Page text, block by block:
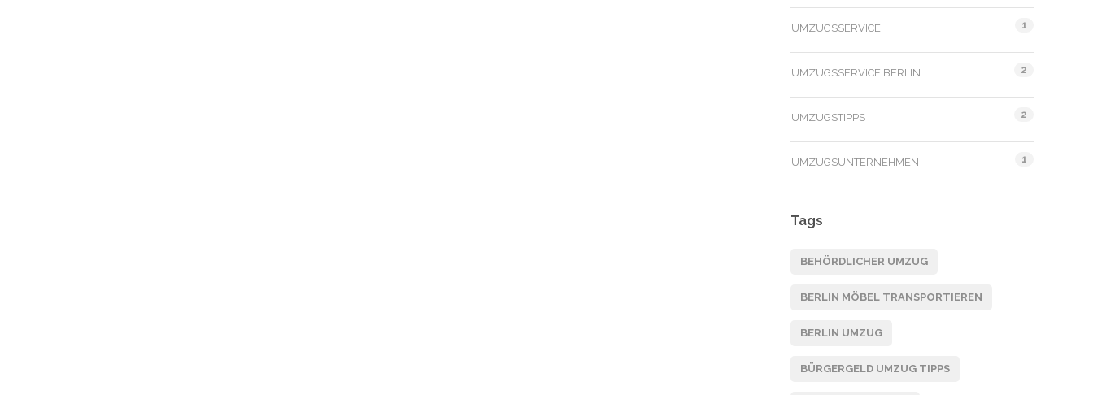
UMZUGSSERVICE 1
UMZUGSSERVICE BERLIN 2
UMZUGSTIPPS 2
UMZUGSUNTERNEHMEN 1
Tags
BEHÖRDLICHER UMZUG
BERLIN MÖBEL TRANSPORTIEREN
BERLIN UMZUG
BÜRGERGELD UMZUG TIPPS